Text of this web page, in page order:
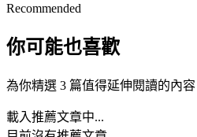
Recommended
你可能也喜歡
為你精選 3 篇值得延伸閱讀的內容
載入推薦文章中...